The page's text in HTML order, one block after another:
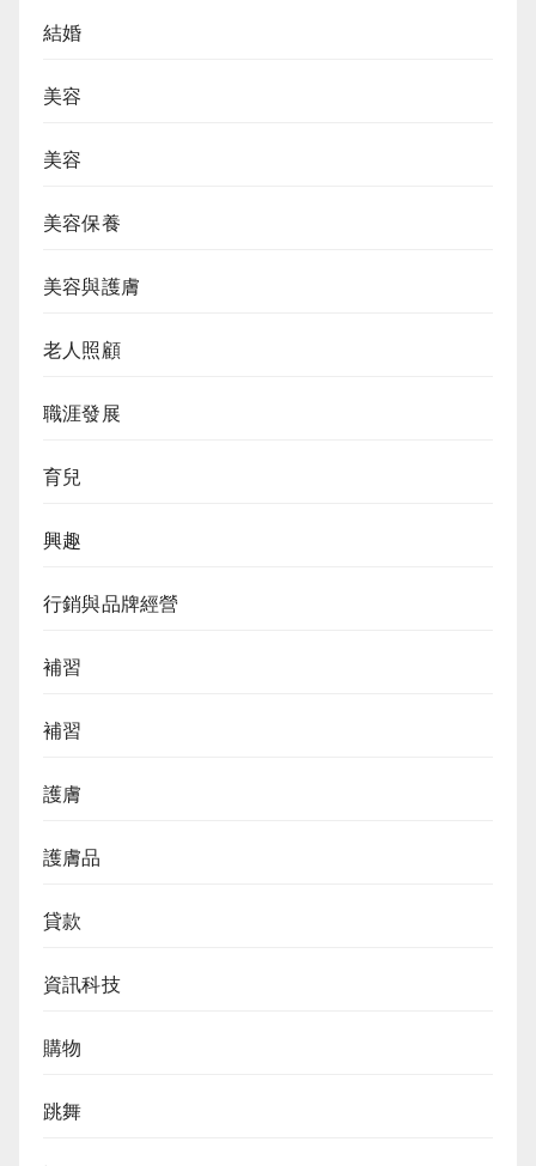
結婚
美容
美容
美容保養
美容與護膚
老人照顧
職涯發展
育兒
興趣
行銷與品牌經營
補習
補習
護膚
護膚品
貸款
資訊科技
購物
跳舞